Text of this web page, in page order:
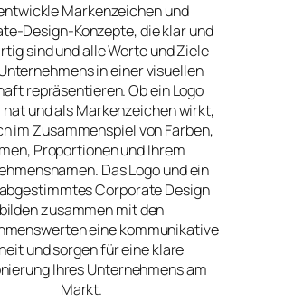
Markenzeichen und
Design-Konzepte, die klar und
sind und alle Werte und Ziele
in einer visuellen
repräsentieren. Ob ein Logo
hat und als Markenzeichen wirkt,
im Zusammenspiel von Farben,
Proportionen und Ihrem
Das Logo und ein
Corporate Design
bilden zusammen mit den
eine kommunikative
und sorgen für eine klare
Ihres Unternehmens am
Markt.